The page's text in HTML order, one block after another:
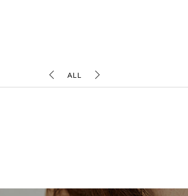
ALL